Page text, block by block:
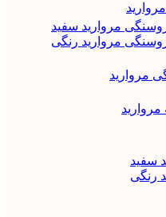
مروارید سفید
مروارید رنگی
مروارید
مروارید
سفید
رنگی